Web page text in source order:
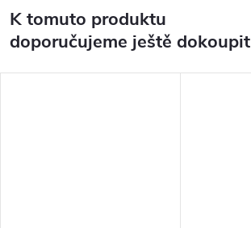
K tomuto produktu
doporučujeme ještě dokoupit